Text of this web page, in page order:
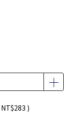
NT$283 )